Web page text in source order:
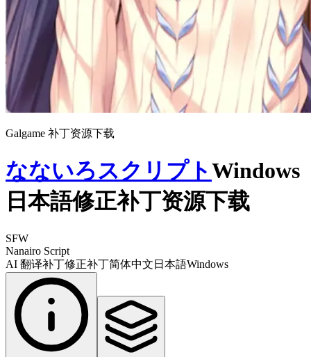
Galgame 补丁资源下载
なないろスクリプトWindows
日本語修正补丁资源下载
SFW
Nanairo Script
AI 翻译补丁修正补丁简体中文 日本語Windows